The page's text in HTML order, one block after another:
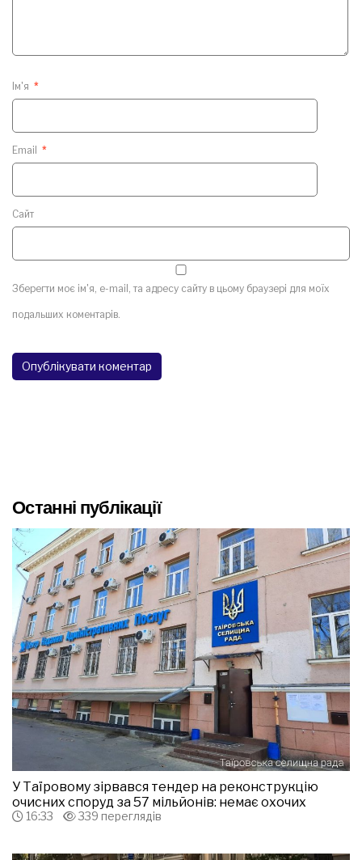
Ім'я *
Email *
Сайт
Зберегти моє ім'я, e-mail, та адресу сайту в цьому браузері для моїх
подальших коментарів.
Останні публікації
У Таїровому зірвався тендер на реконструкцію
очисних споруд за 57 мільйонів: немає охочих
16:33 339 переглядів